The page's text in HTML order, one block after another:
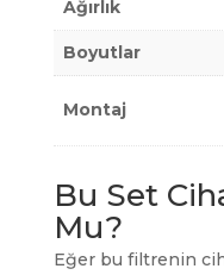
Ağırlık
Boyutlar
Montaj
Bu Set
Mu?
Eğer bu filtrenin